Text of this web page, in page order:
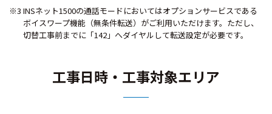
※3 INSネット1500の通話モードにおいてはオプションサービスである
ボイスワープ機能（無条件転送）がご利用いただけます。ただし、
切替工事前までに「142」へダイヤルして転送設定が必要です。
工事日時・工事対象エリア